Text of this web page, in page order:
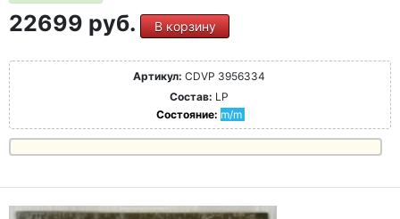
22699 руб. В корзину
Артикул: CDVP 3956334
Состав: LP
Состояние: m/m